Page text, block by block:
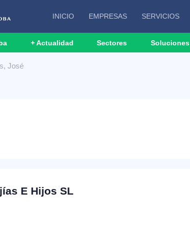
INICIO EMPRESAS SERVICIOS
+ Actualidad Sectores Soluciones
José
E Hijos SL